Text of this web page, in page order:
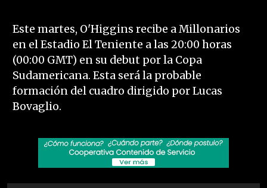
Este martes, O'Higgins recibe a Millonarios
en el Estadio El Teniente a las 20:00 horas
(00:00 GMT) en su debut por la Copa
Sudamericana. Esta será la probable
formación del cuadro dirigido por Lucas
Bovaglio.